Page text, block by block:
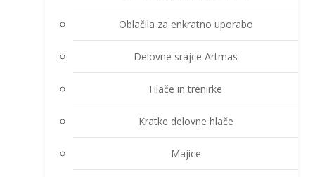
Oblačila za enkratno uporabo
Delovne srajce Artmas
Hlače in trenirke
Kratke delovne hlače
Majice